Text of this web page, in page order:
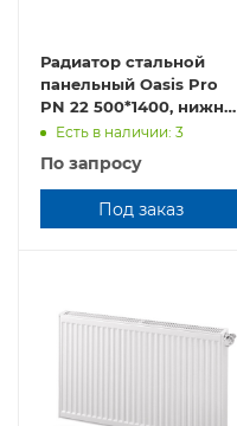
Радиатор стальной
панельный Oasis Pro
PN 22 500*1400, нижнее
подключение
Есть в наличии: 3
По запросу
Под заказ